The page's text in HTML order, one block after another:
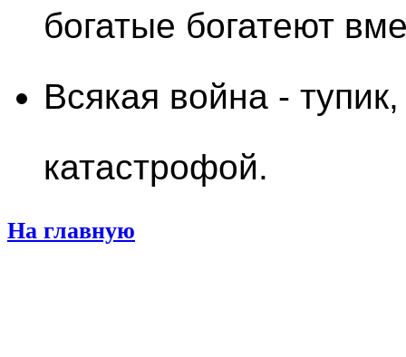
богатые богатеют
Всякая война -
катастрофой.
На главную